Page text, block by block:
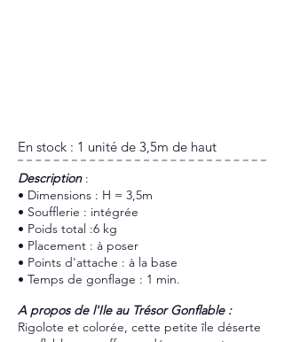
En stock : 1 unité de 3,5m de haut
​Description:
• Dimensions : H = 3,5m
• Soufflerie : intégrée
• Poids total :6 kg
• Placement : à poser
• Points d'attache : à la base
• Temps de gonflage : 1 min.
A propos de l'Ile au Trésor Gonflable :
Rigolote et colorée, cette petite île déserte